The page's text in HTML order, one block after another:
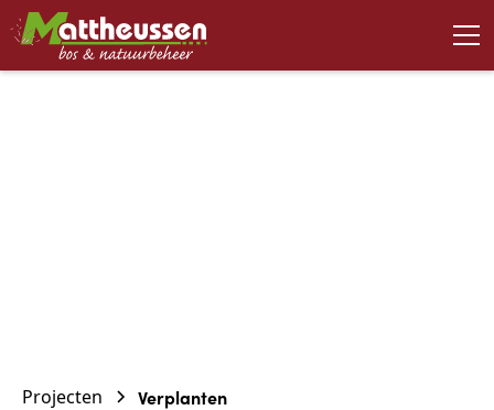
Projecten Verplanten